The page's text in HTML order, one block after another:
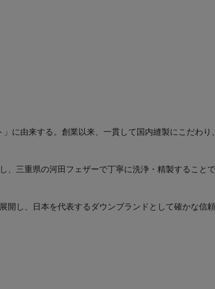
に由来する。創業以来、一貫して国内縫製にこだわり
三重県の河田フェザーで丁寧に洗浄・精製すること
し、日本を代表するダウンブランドとして確かな信頼